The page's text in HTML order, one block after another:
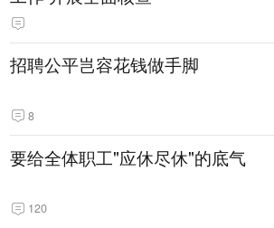
招聘公平岂容花钱做手脚
8
要给全体职工"应休尽休"的底气
120